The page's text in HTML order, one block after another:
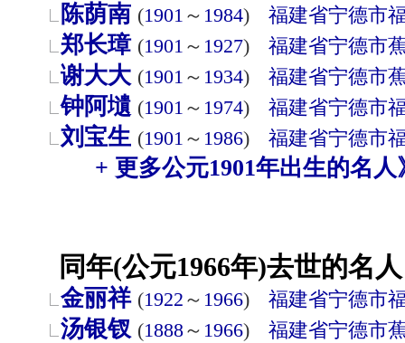
陈荫南 (1901 ～ 1984) 福建省宁德市
郑长璋 (1901 ～ 1927) 福建省宁德市
谢大大 (1901 ～ 1934) 福建省宁德市
钟阿壝 (1901 ～ 1974) 福建省宁德市
刘宝生 (1901 ～ 1986) 福建省宁德市
+ 更多公元1901年出生的名人
同年(公元1966年)去世的名
金丽祥 (1922 ～ 1966) 福建省宁德市
汤银钗 (1888～ 1966) 福建省宁德市